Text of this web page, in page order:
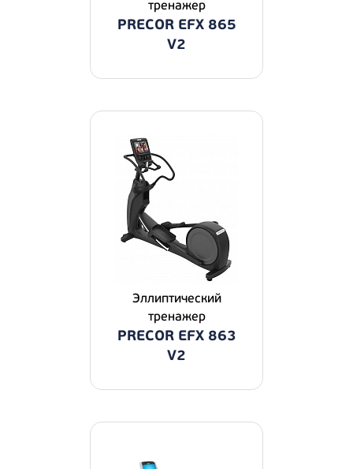
тренажер
PRECOR EFX 865
V2
Эллиптический
тренажер
PRECOR EFX 863
V2